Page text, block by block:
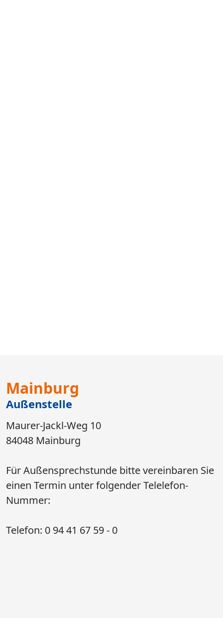
Mainburg
Außenstelle
Maurer-Jackl-Weg 10
84048 Mainburg
Für Außensprechstunde bitte vereinbaren Sie
einen Termin unter folgender Telelefon-
Nummer:
Telefon: 0 94 41 67 59 - 0